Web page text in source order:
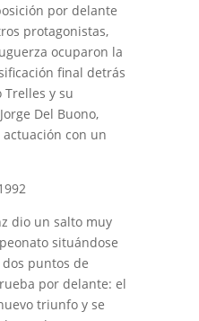
por delante
protagonistas,
ocuparon la
final detrás
Trelles y su
Del Buono,
con un
dio un salto muy
situándose
puntos de
por delante: el
triunfo y se